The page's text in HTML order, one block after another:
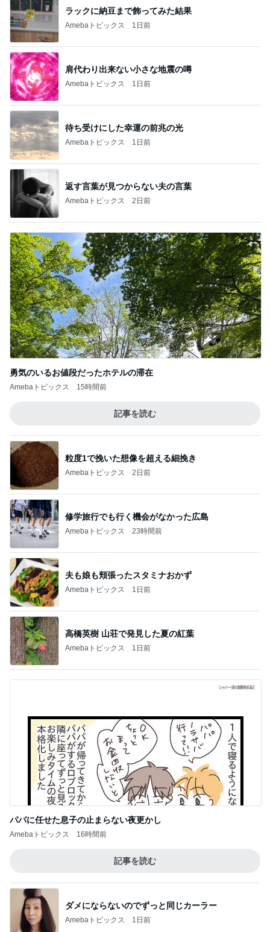
ラックに納豆まで飾ってみた結果
Amebaトピックス 1日前
肩代わり出来ない小さな地震の噂
Amebaトピックス 1日前
待ち受けにした幸運の前兆の光
Amebaトピックス 1日前
返す言葉が見つからない夫の言葉
Amebaトピックス 2日前
勇気のいるお値段だったホテルの滞在
Amebaトピックス 15時間前
記事を読む
粒度1で挽いた想像を超える細挽き
Amebaトピックス 2日前
修学旅行でも行く機会がなかった広島
Amebaトピックス 23時間前
夫も娘も頬張ったスタミナおかず
Amebaトピックス 1日前
高橋英樹 山荘で発見した夏の紅葉
Amebaトピックス 1日前
パパに任せた息子の止まらない夜更かし
Amebaトピックス 16時間前
記事を読む
ダメにならないのでずっと同じカーラー
Amebaトピックス 1日前